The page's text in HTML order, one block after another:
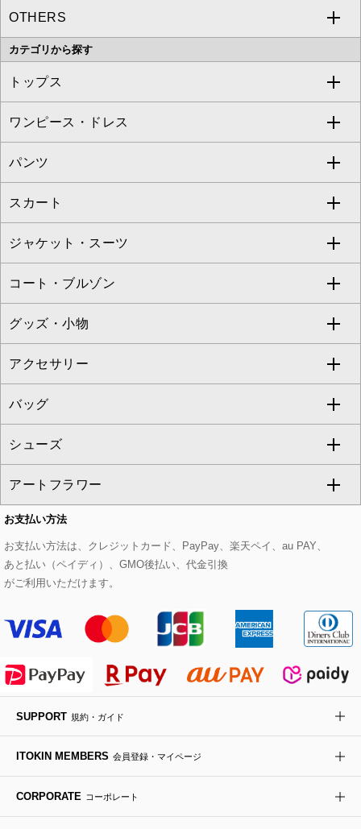
MK MICHEL KLEIN
OFUON le MK
eur3
Maison de CINQ
MK MICHEL KLEIN BAG
HIROKO KOSHINO
MICHEL KLEIN HOMME
MK MICHEL KLEIN HOMME
a.v.v
OTHERS
MK MICHEL KLEIN BAG
カテゴリから探す
トップス
すべてのトップス
カットソー・Tシャツ
ブラウス・シャツ
ニット・セーター
カーディガン
アンサンブルセット
ベスト・ジレ
パーカー
タンクトップ・キャミソール
スウェット・ジャージー
その他のトップス
ワンピース・ドレス
すべてのワンピース・ドレス
ワンピース
ドレス
チュニック
ジャンパースカート
その他のワンピース・ドレス
パンツ
すべてのパンツ
フルレングスパンツ
クロップド・半端丈パンツ
ガウチョ・ワイドパンツ
ハーフ・ショート丈パンツ
サロペット・オールインワン
その他のパンツ
スカート
すべてのスカート
ロング・マキシ丈スカート
ひざ丈スカート
ミモレ丈スカート
ショート・ミニ丈スカート
その他のスカート
ジャケット・スーツ
すべてのジャケット・スーツ
テーラードジャケット
ノーカラージャケット
セットアップ
セットアップジャケット
セットアップパンツ
セットアップスカート
セットアップワンピース
コート・ブルゾン
すべてのコート・ブルゾン
トレンチコート
ピーコート
ダッフルコート
チェスターコート
モッズコート
ステンカラーコート
ライダースジャケット
デニムジャケット
ダウンジャケット・コート
グッズ・小物
すべてのグッズ・小物
マスク
ストール・マフラー・スヌード
ベルト・サスペンダー
帽子
ヘアアクセサリー
ハンカチ・バンダナ
手袋
チャーム・ストラップ
アクセサリー
すべてのアクセサリー
ネックレス
ピアス・イヤリング
ブレスレット・バングル
ブローチ・コサージュ
バッグ
すべてのバッグ
トートバッグ
ショルダーバッグ
ボストンバッグ
バックパック・リュック
ボディバッグ・メッセンジャーバッグ
トラベルバッグ
シューズ
すべてのシューズ
パンプス
スニーカー
フラットシューズ
ローファー
ドレスシューズ
アートフラワー
すべてのアートフラワー
ローズ
カサブランカ・カラー
ラナンキュラス
ポプリアレンジ＆フレグランス
お支払い方法
お支払い方法は、クレジットカード、PayPay、楽天ペイ、au PAY、
あと払い（ペイディ）、GMO後払い、代金引換
がご利用いただけます。
SUPPORT 規約・ガイド
ITOKIN MEMBERS 会員登録・マイページ
CORPORATE コーポレート